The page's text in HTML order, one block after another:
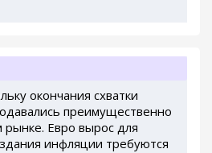
окончания схватки
преимущественно
Евро вырос для
инфляции требуются